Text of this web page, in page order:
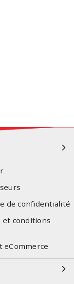
de confidentialité
et conditions
eCommerce